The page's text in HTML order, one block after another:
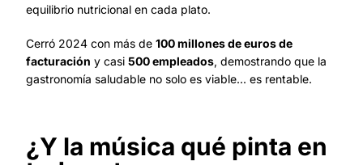
equilibrio nutricional en cada plato.
Cerró 2024 con más de 100 millones de euros de
facturación y casi 500 empleados, demostrando que la
gastronomía saludable no solo es viable... es rentable.
¿Y la música qué pinta en